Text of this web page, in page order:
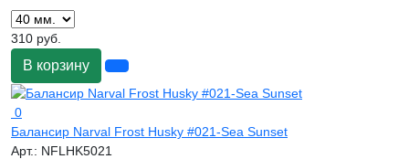
310 руб.
В корзину
0
Балансир Narval Frost Husky #021-Sea Sunset
Арт.: NFLHK5021